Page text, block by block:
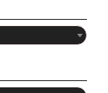

